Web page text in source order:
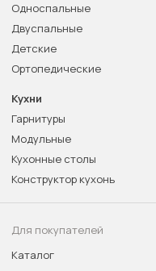
Односпальные
Двуспальные
Детские
Ортопедические
Кухни
Гарнитуры
Модульные
Кухонные столы
Конструктор кухонь
Для покупателей
Каталог